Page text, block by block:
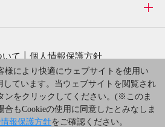
て
個人情報保護方針
あたって
サイトマップ
お問い合わせ
様により快適にウェブサイトを使用い
しています。当ウェブサイトを閲覧され
ンをクリックしてください。(※このま
合もCookieの使用に同意したとみなしま
報保護方針をご確認ください。